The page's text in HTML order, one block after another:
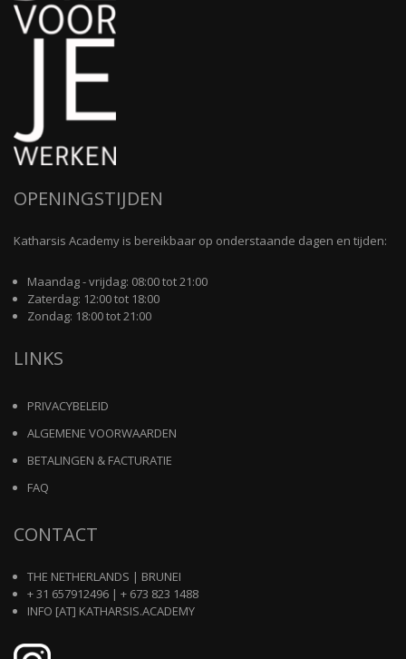
OPENINGSTIJDEN
Katharsis Academy is bereikbaar op onderstaande dagen en tijden:
Maandag - vrijdag: 08:00 tot 21:00
Zaterdag: 12:00 tot 18:00
Zondag: 18:00 tot 21:00
LINKS
PRIVACYBELEID
ALGEMENE VOORWAARDEN
BETALINGEN & FACTURATIE
FAQ
CONTACT
THE NETHERLANDS | BRUNEI
+ 31 657912496 | + 673 823 1488
INFO [AT] KATHARSIS.ACADEMY